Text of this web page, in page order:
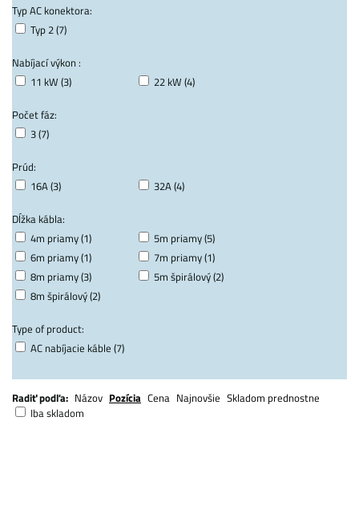
Typ AC konektora:
Typ 2 (7)
Nabíjací výkon :
11 kW (3)
22 kW (4)
Počet fáz:
3 (7)
Prúd:
16A (3)
32A (4)
Dĺžka kábla:
4m priamy (1)
5m priamy (5)
6m priamy (1)
7m priamy (1)
8m priamy (3)
5m špirálový (2)
8m špirálový (2)
Type of product:
AC nabíjacie káble (7)
Radiť podľa: Názov Pozícia Cena Najnovšie Skladom prednostne
Iba skladom